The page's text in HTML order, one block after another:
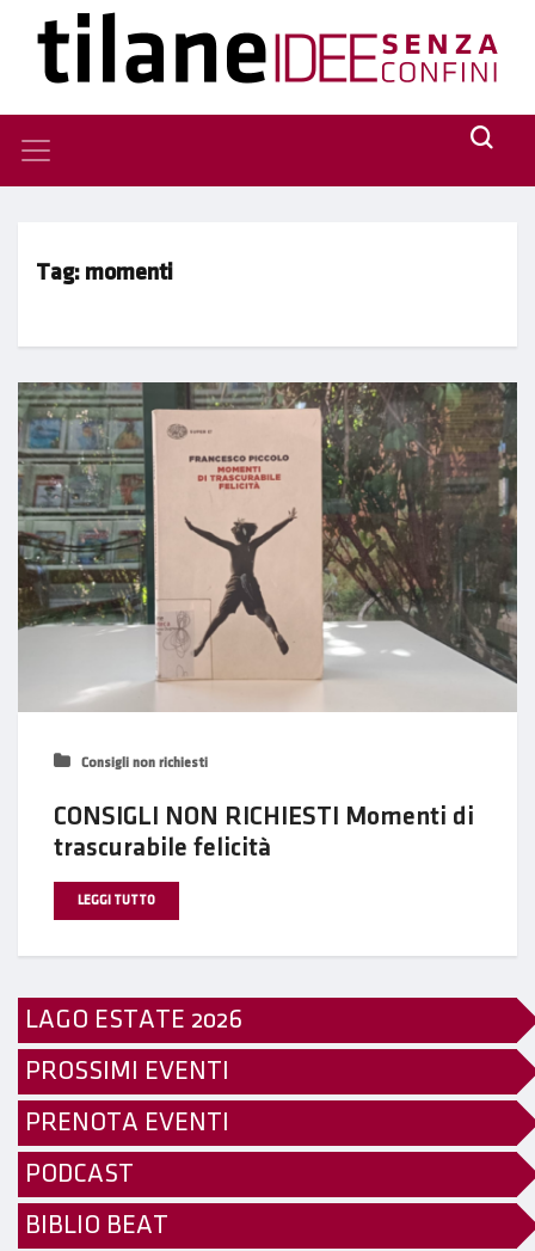
Tag: momenti
Consigli non richiesti
CONSIGLI NON RICHIESTI Momenti di
trascurabile felicità
LEGGI TUTTO
LAGO ESTATE 2026
PROSSIMI EVENTI
PRENOTA EVENTI
PODCAST
BIBLIO BEAT